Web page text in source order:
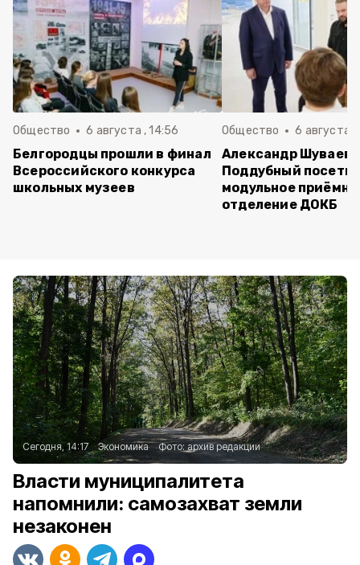
Общество 6 августа , 14:56
Белгородцы прошли в финал
Всероссийского конкурса
школьных музеев
Общество 6 августа ,
Александр Шуваев
Поддубный
модульное
отделение ДОКБ
Сегодня, 14:17 Экономика Фото: архив редакции
Власти муниципалитета
напомнили: самозахват земли
незаконен